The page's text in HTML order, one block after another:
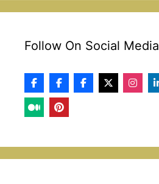
Follow On Social Media